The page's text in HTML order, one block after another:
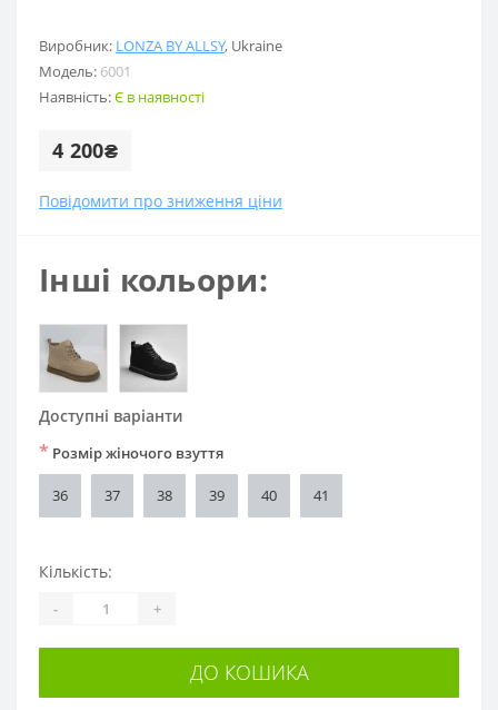
Виробник: LONZA BY ALLSY, Ukraine
Модель: 6001
Наявність:Є в наявності
4 200₴
Повідомити про зниження ціни
Інші кольори:
Доступні варіанти
* Розмір жіночого взуття
36 37 38 39 40 41
Кількість:
- +
ДО КОШИКА